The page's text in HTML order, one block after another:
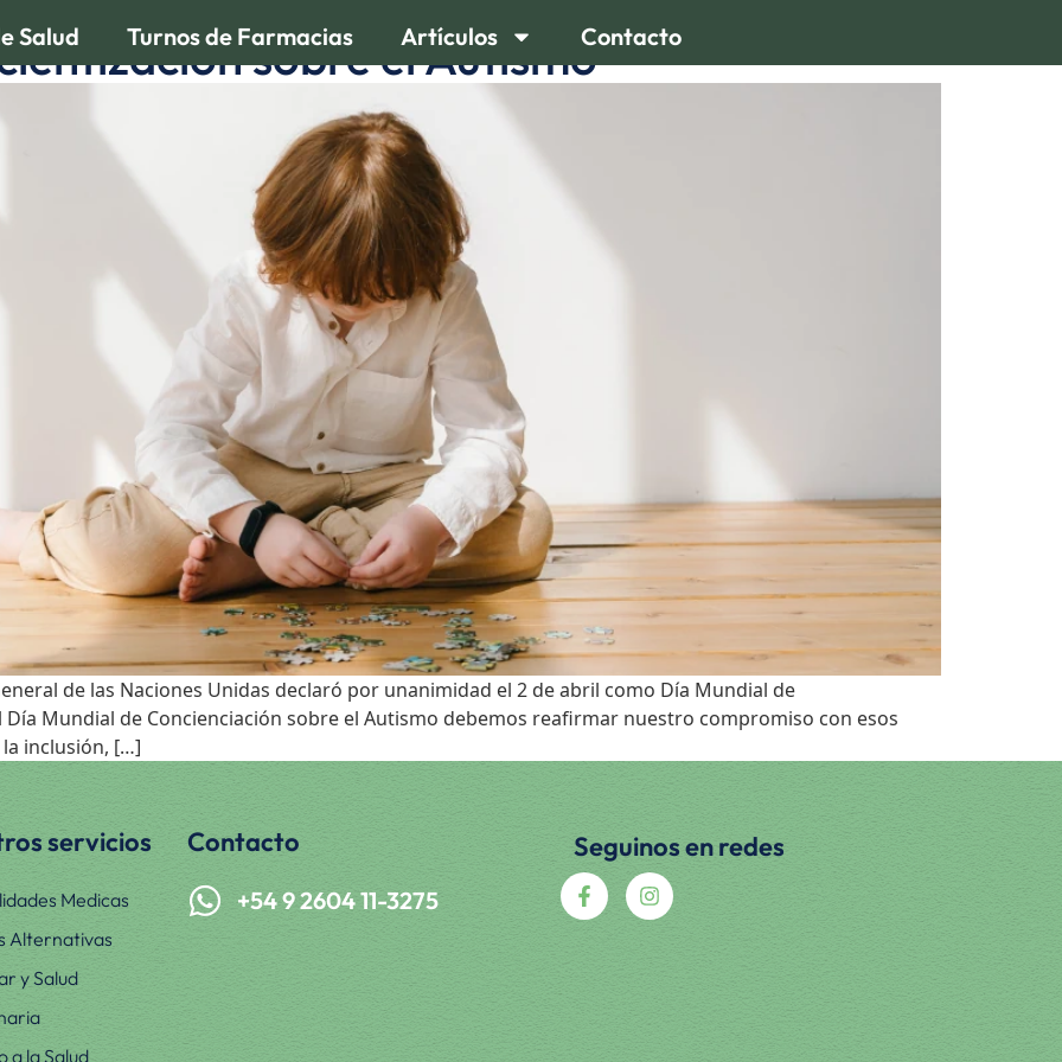
Salud Turnos de Farmacias Artículos Contacto
sobre el Autismo
de las Naciones Unidas declaró por unanimidad el 2 de abril como Día Mundial de
Mundial de Concienciación sobre el Autismo debemos reafirmar nuestro compromiso con esos
inclusión, […]
servicios
Medicas
Alternativas
y Salud
a la Salud
Contacto
+54 9 2604 11-3275
Seguinos en redes